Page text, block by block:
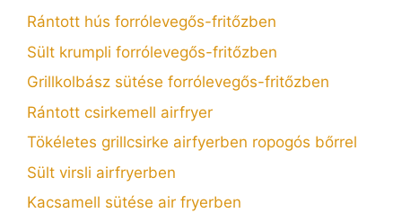
Rántott hús forrólevegős-fritőzben
Sült krumpli forrólevegős-fritőzben
Grillkolbász sütése forrólevegős-fritőzben
Rántott csirkemell airfryer
Tökéletes grillcsirke airfyerben ropogós bőrrel
Sült virsli airfryerben
Kacsamell sütése air fryerben